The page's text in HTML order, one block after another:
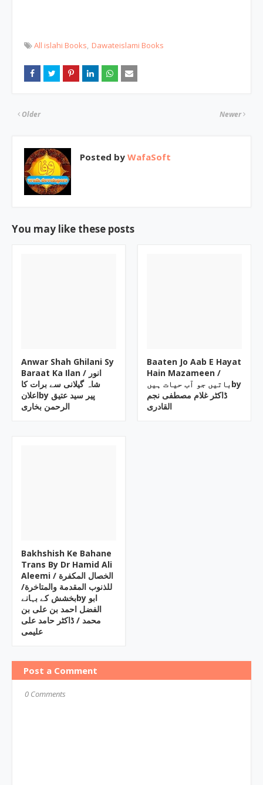
All islahi Books Dawateislami Books
Newer
Older
Posted by WafaSoft
You may like these posts
Anwar Shah Ghilani Sy
Baraat Ka Ilan / انور
شاہ گیلانی سے برات کا
اعلانby پیر سید عتیق
الرحمن بخاری
Baaten Jo Aab E Hayat
Hain Mazameen /
باتیں جو آب حیات ہیںby
ڈاکٹر غلام مصطفی نجم
القادری
Bakhshish Ke Bahane
Trans By Dr Hamid Ali
Aleemi / الخصال المکفرة
للذنوب المقدمة والمتاخرة/
بخشش کے بہانےby ابو
الفضل احمد بن علی بن
محمد / ڈاکٹر حامد علی
علیمی
Post a Comment
0 Comments